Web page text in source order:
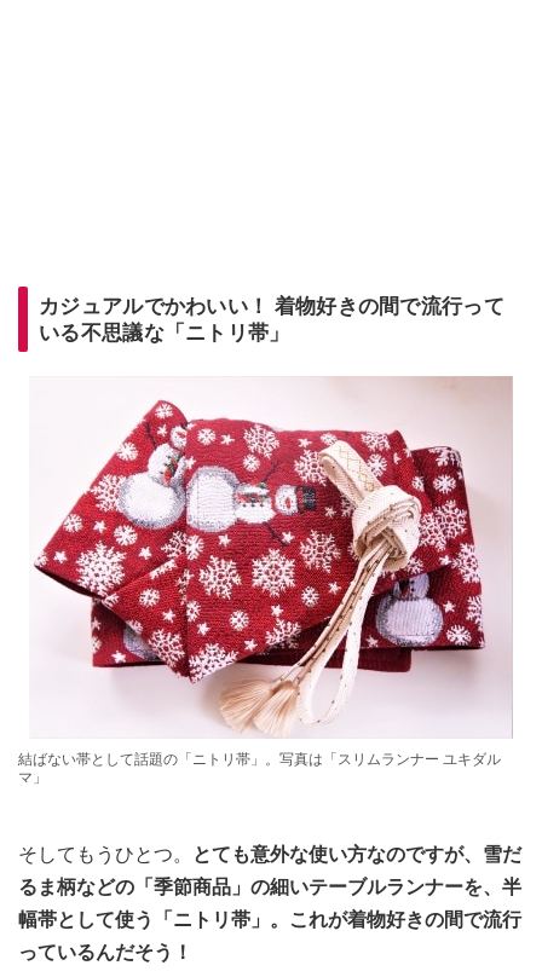
カジュアルでかわいい！ 着物好きの間で流行って
いる不思議な「ニトリ帯」
結ばない帯として話題の「ニトリ帯」。写真は「スリムランナー ユキダル
マ」
そしてもうひとつ。
とても意外な使い方なのですが、雪だ
るま柄などの「季節商品」の細いテーブルランナーを、半
幅帯として使う「ニトリ帯」。これが着物好きの間で流行
っているんだそう！